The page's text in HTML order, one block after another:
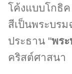
โค้งแบบโกธิ
สีเป็นพระบร
ประธาน "พร
คริสต์ศาสนา